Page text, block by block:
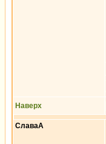
Наверх
СлаваА